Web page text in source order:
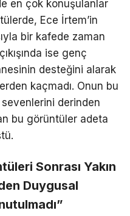
en çok konuşulanlar
Ece İrtem’in
bir kafede zaman
ise genç
desteğini alarak
kaçmadı. Onun bu
derinden
bu görüntüler adeta
Sonrası Yakın
Duygusal